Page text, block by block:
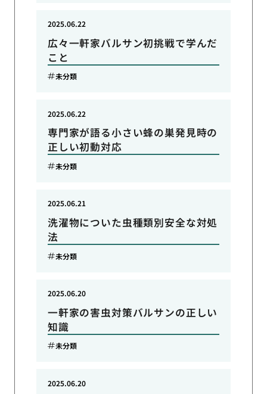
広々一軒家バルサン初挑戦で学んだ
こと
2025.06.22
未分類
専門家が語る小さい蜂の巣発見時の
正しい初動対応
2025.06.22
未分類
洗濯物についた虫種類別安全な対処
法
2025.06.21
未分類
一軒家の害虫対策バルサンの正しい
知識
2025.06.20
未分類
2025.06.20